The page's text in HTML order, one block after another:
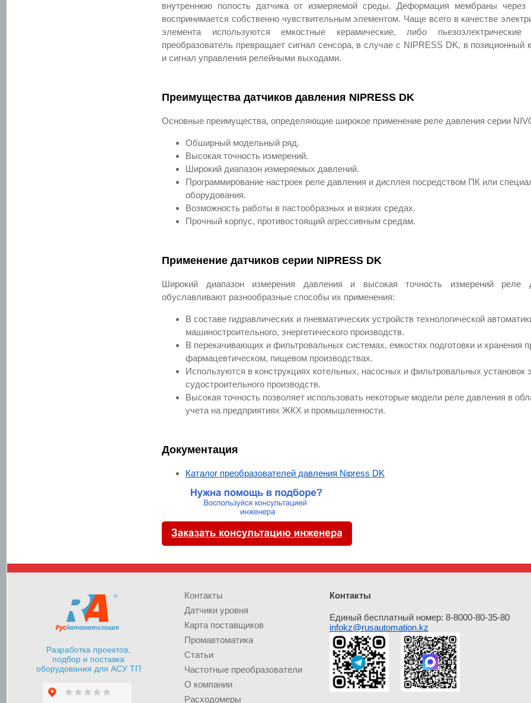
внутреннюю полость датчика от измеряемой среды. Деформация мембраны через
воспринимается собственно чувствительным элементом. Чаще всего в качестве
элемента используются емкостные керамические, либо
преобразователь превращает сигнал сенсора, в случае с NIPRESS DK, в позиционный
и сигнал управления релейными выходами.
Преимущества датчиков давления NIPRESS DK
Основные преимущества, определяющие широкое применение реле давления серии
Обширный модельный ряд.
Высокая точность измерений.
Широкий диапазон измеряемых давлений.
Программирование настроек реле давления и дисплея посредством ПК или
оборудования.
Возможность работы в пастообразных и вязких средах.
Прочный корпус, противостоящий агрессивным средам.
Применение датчиков серии NIPRESS DK
Широкий диапазон измерения давления и высокая точность измерений реле
обуславливают разнообразные способы их применения:
В составе гидравлических и пневматических устройств технологической
машиностроительного, энергетического производств.
В перекачивающих и фильтровальных системах, емкостях подготовки и хранения
фармацевтическом, пищевом производствах.
Используются в конструкциях котельных, насосных и фильтровальных установок
судостроительного производств.
Высокая точность позволяет использовать некоторые модели реле давления в
учета на предприятиях ЖКХ и промышленности.
Документация
Каталог преобразователей давления Nipress DK
Разработка проектов,
подбор и поставка
оборудования для АСУ ТП
Контакты
Датчики уровня
Карта поставщиков
Промавтоматика
Статьи
Частотные преобразователи
О компании
Расходомеры
Контакты
Единый бесплатный номер: 8-8000-80-35-80
infokz@rusautomation.kz